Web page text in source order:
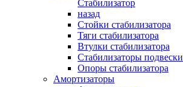
Стабилизатор
назад
Стойки стабилизатора
Тяги стабилизатора
Втулки стабилизатора
Стабилизаторы подвески
Опоры стабилизатора
Амортизаторы